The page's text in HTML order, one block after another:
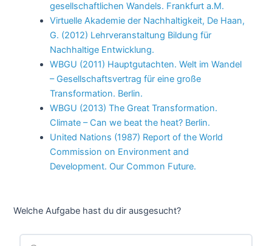
gesellschaftlichen Wandels. Frankfurt a.M.
Virtuelle Akademie der Nachhaltigkeit, De Haan,
G. (2012) Lehrveranstaltung Bildung für
Nachhaltige Entwicklung.
WBGU (2011) Hauptgutachten. Welt im Wandel
– Gesellschaftsvertrag für eine große
Transformation. Berlin.
WBGU (2013) The Great Transformation.
Climate – Can we beat the heat? Berlin.
United Nations (1987) Report of the World
Commission on Environment and
Development. Our Common Future.
Welche Aufgabe hast du dir ausgesucht?